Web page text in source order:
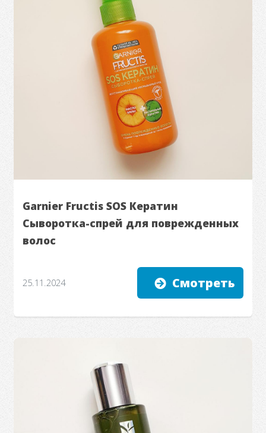
Garnier Fructis SOS Кератин
Сыворотка-спрей для поврежденных
волос
25.11.2024 Смотреть